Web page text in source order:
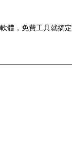
體，免費工具就搞定